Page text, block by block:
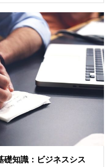
礎知識：ビジネスシス